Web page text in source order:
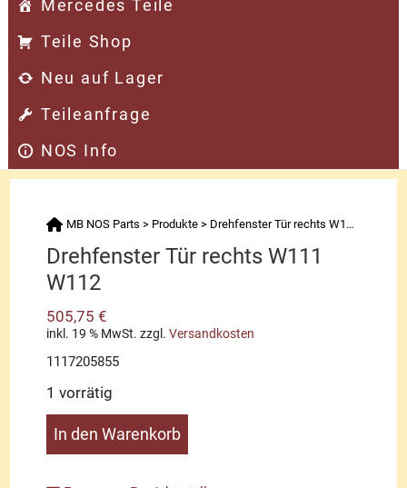
Mercedes Teile
Teile Shop
Neu auf Lager
Teileanfrage
NOS Info
MB NOS Parts > Produkte > Drehfenster Tür rechts W111 W112
Drehfenster Tür rechts W111
W112
505,75€
inkl. 19 % MwSt. zzgl.Versandkosten
1117205855
1 vorrätig
Drehfenster
In den Warenkorb